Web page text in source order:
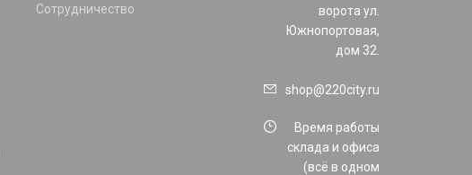
Сотрудничество
ворота ул.
Южнопортовая,
дом 32.
shop@220city.ru
Время работы
склада и офиса
(всё в одном